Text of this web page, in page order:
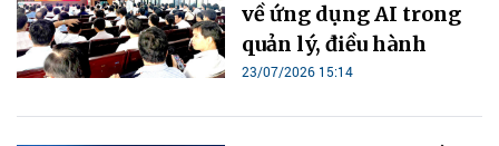
về ứng dụng AI trong
quản lý, điều hành
23/07/2026 15:14